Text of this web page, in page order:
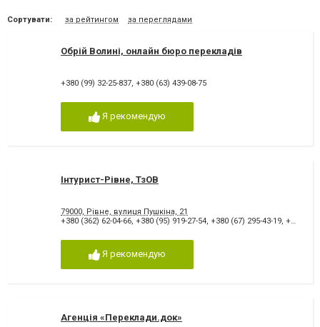
Сортувати: за рейтингом за переглядами
Обрій Волині, онлайн бюро перекладів
+380 (99) 32-25-837, +380 (63) 439-08-75
Я рекомендую
Інтурист-Рівне, ТзОВ
79000, Рівне, вулиця Пушкіна, 21
+380 (362) 62-04-66, +380 (95) 919-27-54, +380 (67) 295-43-19, +380 (96) 397-27-30
Я рекомендую
Агенція «Переклади.док»